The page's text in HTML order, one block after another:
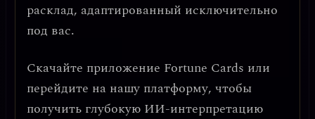
расклад, адаптированный исключительно
под вас.
Скачайте приложение Fortune Cards или
перейдите на нашу платформу, чтобы
получить глубокую ИИ-интерпретацию